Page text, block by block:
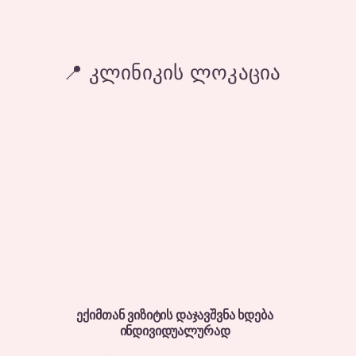
ჯირკვლების
📍 კლინიკის ლოკაცია
ექიმთან ვიზიტის დაჯავშვნა ხდება
ინდივიდუალურად